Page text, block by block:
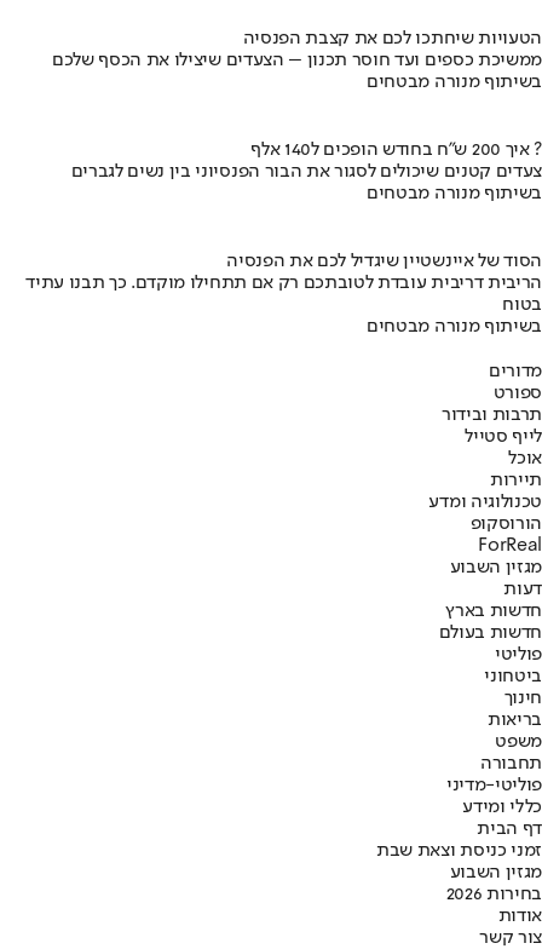
הטעויות שיחתכו לכם את קצבת הפנסיה
ממשיכת כספים ועד חוסר תכנון – הצעדים שיצילו את הכסף שלכם
בשיתוף מנורה מבטחים
איך 200 ש"ח בחודש הופכים ל140 אלף ?
צעדים קטנים שיכולים לסגור את הבור הפנסיוני בין נשים לגברים
בשיתוף מנורה מבטחים
הסוד של איינשטיין שיגדיל לכם את הפנסיה
הריבית דריבית עובדת לטובתכם רק אם תתחילו מוקדם. כך תבנו עתיד
בטוח
בשיתוף מנורה מבטחים
מדורים
ספורט
תרבות ובידור
לייף סטייל
אוכל
תיירות
טכנולוגיה ומדע
הורוסקופ
ForReal
מגזין השבוע
דעות
חדשות בארץ
חדשות בעולם
פוליטי
ביטחוני
חינוך
בריאות
משפט
תחבורה
פוליטי-מדיני
כללי ומידע
דף הבית
זמני כניסת וצאת שבת
מגזין השבוע
בחירות 2026
אודות
צור קשר